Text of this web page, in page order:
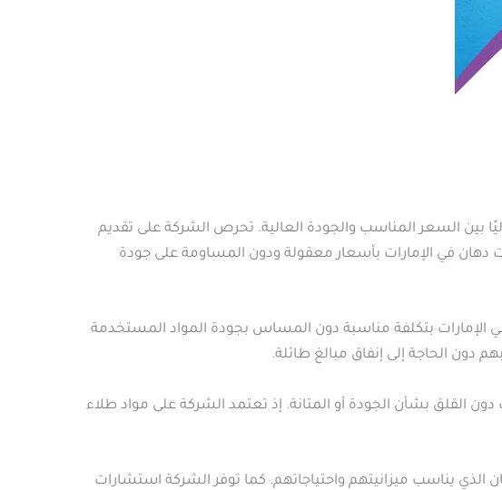
بين السعر المناسب والجودة العالية. تحرص الشركة على تقديم
دهان في الإمارات بأسعار معقولة ودون المساومة على جودة
الإمارات بتكلفة مناسبة دون المساس بجودة المواد المستخدمة
دون الحاجة إلى إنفاق مبالغ طائلة.
القلق بشأن الجودة أو المتانة. إذ تعتمد الشركة على مواد طلاء
الذي يناسب ميزانيتهم واحتياجاتهم. كما توفر الشركة استشارات